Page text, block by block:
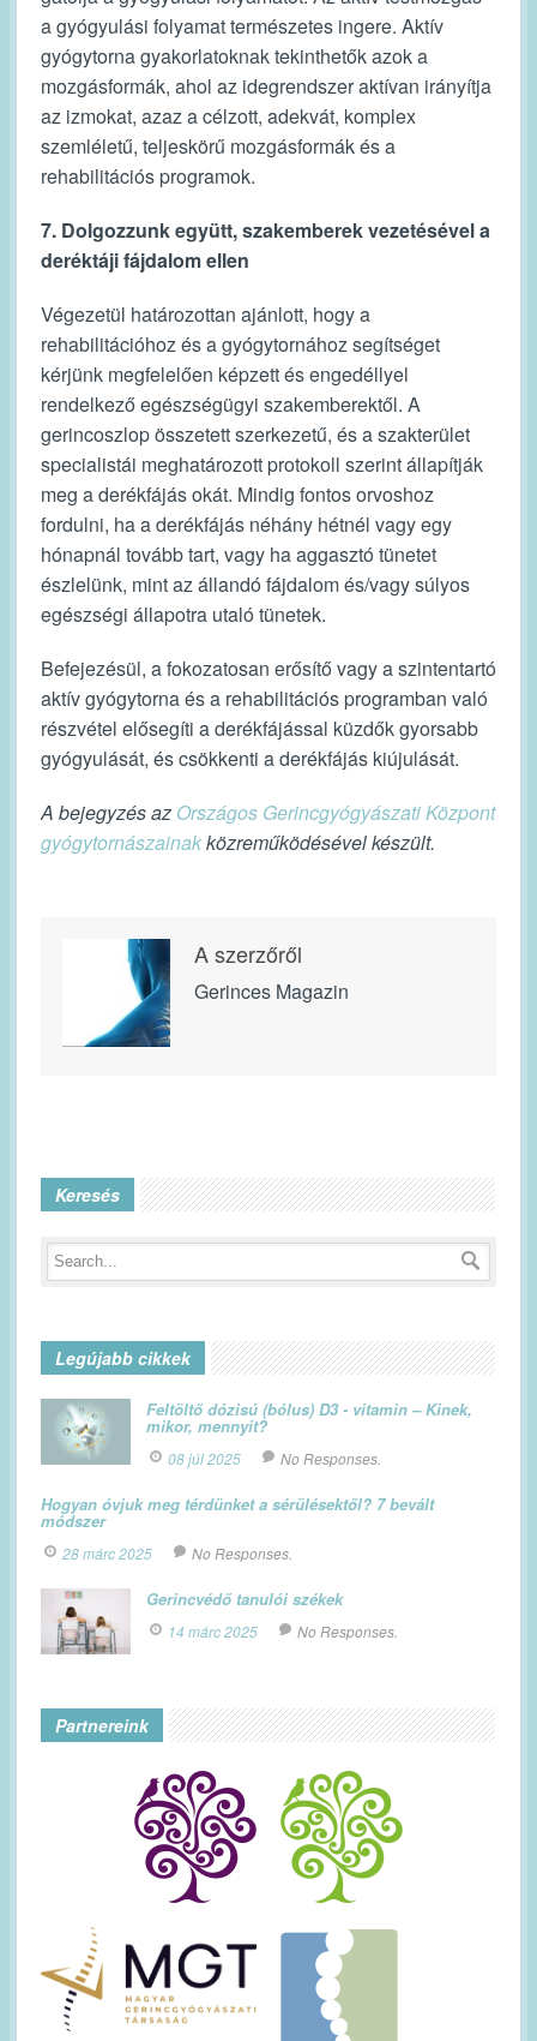
a gyógyulási folyamat természetes ingere. Aktív
gyógytorna gyakorlatoknak tekinthetők azok a
mozgásformák, ahol az idegrendszer aktívan irányítja
az izmokat, azaz a célzott, adekvát, komplex
szemléletű, teljeskörű mozgásformák és a
rehabilitációs programok.
7. Dolgozzunk együtt, szakemberek vezetésével a
deréktáji fájdalom ellen
Végezetül határozottan ajánlott, hogy a
rehabilitációhoz és a gyógytornához segítséget
kérjünk megfelelően képzett és engedéllyel
rendelkező egészségügyi szakemberektől. A
gerincoszlop összetett szerkezetű, és a szakterület
specialistái meghatározott protokoll szerint állapítják
meg a derékfájás okát. Mindig fontos orvoshoz
fordulni, ha a derékfájás néhány hétnél vagy egy
hónapnál tovább tart, vagy ha aggasztó tünetet
észlelünk, mint az állandó fájdalom és/vagy súlyos
egészségi állapotra utaló tünetek.
Befejezésül, a fokozatosan erősítő vagy a szintentartó
aktív gyógytorna és a rehabilitációs programban való
részvétel elősegíti a derékfájással küzdők gyorsabb
gyógyulását, és csökkenti a derékfájás kiújulását.
A bejegyzés az Országos Gerincgyógyászati Központ
gyógytornászainakközreműködésével készült.
A szerzőről
Gerinces Magazin
Keresés
Legújabb cikkek
Feltöltő dózisú (bólus) D3 - vitamin – Kinek,
mikor, mennyit?
08 júl 2025 No Responses.
Hogyan óvjuk meg térdünket a sérülésektől? 7 bevált
módszer
28 márc 2025 No Responses.
Gerincvédő tanulói székek
14 márc 2025 No Responses.
Partnereink